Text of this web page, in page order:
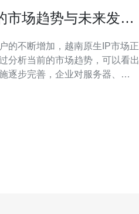
市场趋势与未来发展
的不断增加，越南原生IP市场正
分析当前的市场趋势，可以看出
逐步完善，企业对服务器、
境的变化，越南的原生IP将会在